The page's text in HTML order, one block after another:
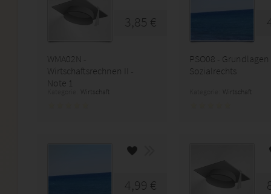
3,85 €
WMA02N -
Wirtschaftsrechnen II -
Note 1
Wirtschaft
PSO08 -
Sozialrechts
Wirtschaft
4,99 €